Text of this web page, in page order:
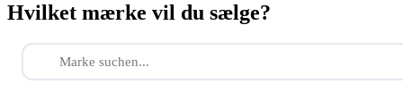
Hvilket mærke vil du sælge?